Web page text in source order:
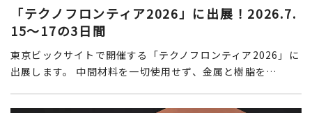
「テクノフロンティア2026」に出展！2026.7.
15～17の3日間
東京ビックサイトで開催する「テクノフロンティア2026」に
出展します。 中間材料を一切使用せず、金属と樹脂を…